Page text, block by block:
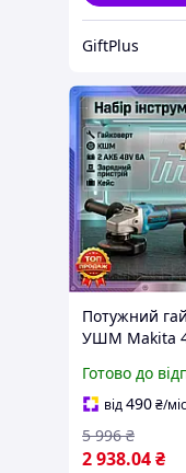
GiftPlus
Потужний
УШМ Makita
інструментів
будівництва
Готово до
від490₴/міс
2 938.04₴
5 996 ₴